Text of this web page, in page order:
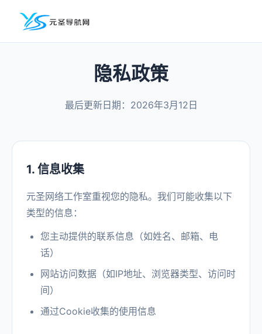
隐私政策
最后更新日期：2026年3月12日
1. 信息收集
元圣网络工作室重视您的隐私。我们可能收集以下
类型的信息：
您主动提供的联系信息（如姓名、邮箱、电
话）
网站访问数据（如IP地址、浏览器类型、访问时
间）
通过Cookie收集的使用信息